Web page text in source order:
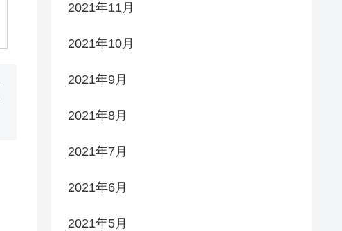
2021年11月
2021年10月
2021年9月
2021年8月
2021年7月
2021年6月
2021年5月